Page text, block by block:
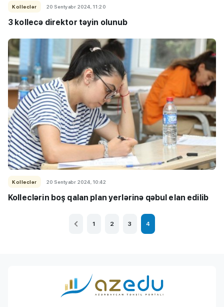
Kolleclər 20 Sentyabr 2024, 11:20
3 kollecə direktor təyin olunub
Kolleclər 20 Sentyabr 2024, 10:42
Kolleclərin boş qalan plan yerlərinə qəbul elan edilib
1 2 3 4